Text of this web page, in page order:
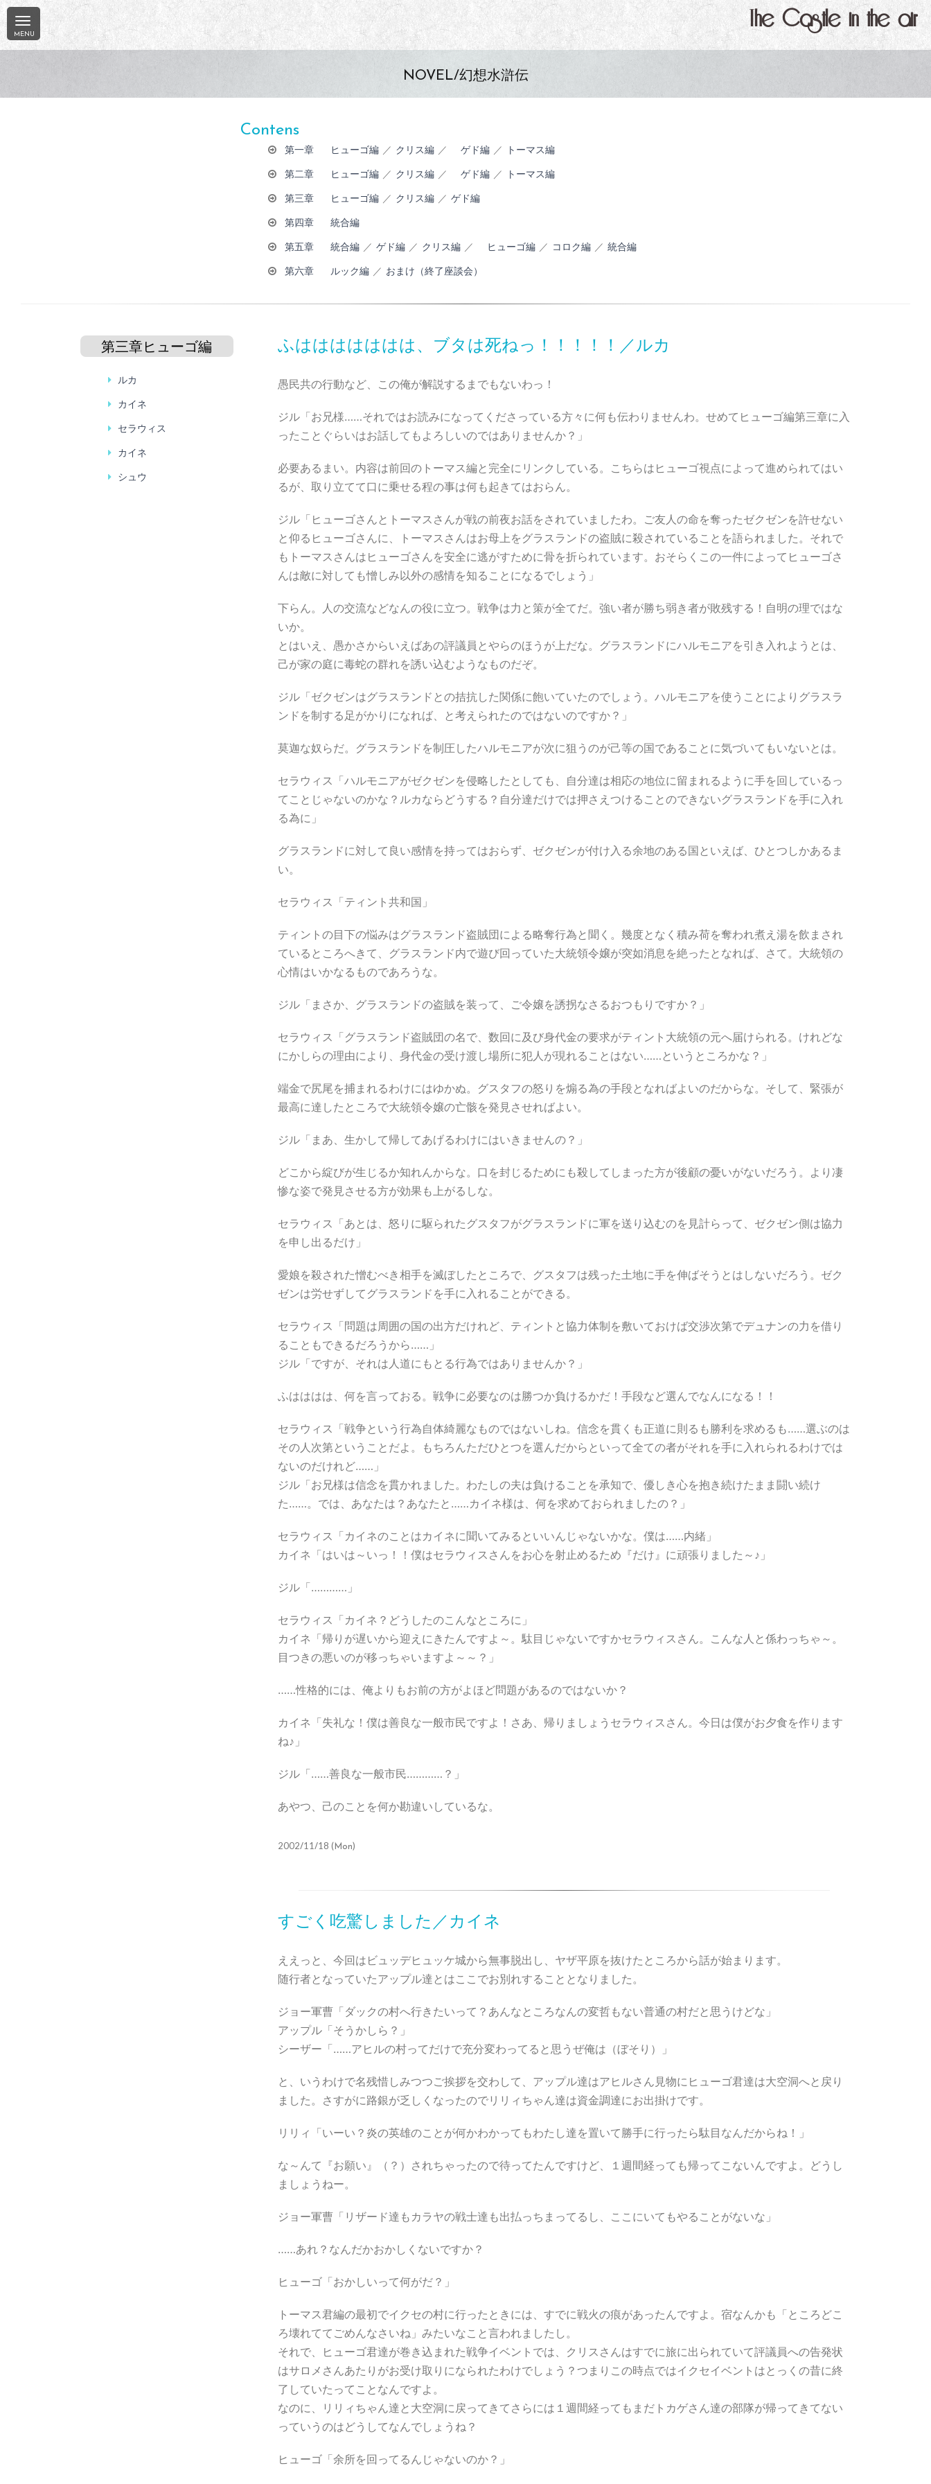
The Castle in the air
NOVEL/幻想水滸伝
Contens
第一章 ヒューゴ編 ／ クリス編 ／ ゲド編 ／ トーマス編
第二章 ヒューゴ編 ／ クリス編 ／ ゲド編 ／ トーマス編
第三章 ヒューゴ編 ／ クリス編 ／ ゲド編
第四章 統合編
第五章 統合編 ／ ゲド編 ／ クリス編 ／ ヒューゴ編 ／ コロク編 ／ 統合編
第六章 ルック編 ／ おまけ（終了座談会）
第三章 ヒューゴ編
ルカ
カイネ
セラウィス
カイネ
シュウ
ふははははははは、ブタは死ねっ！！！！！／ルカ
愚民共の行動など、この俺が解説するまでもないわっ！
ジル「お兄様……それではお読みになってくださっている方々に何も伝わりませんわ。せめてヒューゴ編第三章に入
ったことぐらいはお話してもよろしいのではありませんか？」
必要あるまい。内容は前回のトーマス編と完全にリンクしている。こちらはヒューゴ視点によって進められてはい
るが、取り立てて口に乗せる程の事は何も起きてはおらん。
ジル「ヒューゴさんとトーマスさんが戦の前夜お話をされていましたわ。ご友人の命を奪ったゼクゼンを許せない
と仰るヒューゴさんに、トーマスさんはお母上をグラスランドの盗賊に殺されていることを語られました。それで
もトーマスさんはヒューゴさんを安全に逃がすために骨を折られています。おそらくこの一件によってヒューゴさ
んは敵に対しても憎しみ以外の感情を知ることになるでしょう」
下らん。人の交流などなんの役に立つ。戦争は力と策が全てだ。強い者が勝ち弱き者が敗残する！自明の理ではな
いか。
とはいえ、愚かさからいえばあの評議員とやらのほうが上だな。グラスランドにハルモニアを引き入れようとは、
己が家の庭に毒蛇の群れを誘い込むようなものだぞ。
ジル「ゼクゼンはグラスランドとの拮抗した関係に飽いていたのでしょう。ハルモニアを使うことによりグラスラ
ンドを制する足がかりになれば、と考えられたのではないのですか？」
莫迦な奴らだ。グラスランドを制圧したハルモニアが次に狙うのが己等の国であることに気づいてもいないとは。
セラウィス「ハルモニアがゼクゼンを侵略したとしても、自分達は相応の地位に留まれるように手を回しているっ
てことじゃないのかな？ルカならどうする？自分達だけでは押さえつけることのできないグラスランドを手に入れ
る為に」
グラスランドに対して良い感情を持ってはおらず、ゼクゼンが付け入る余地のある国といえば、ひとつしかあるま
い。
セラウィス「ティント共和国」
ティントの目下の悩みはグラスランド盗賊団による略奪行為と聞く。幾度となく積み荷を奪われ煮え湯を飲まされ
ているところへきて、グラスランド内で遊び回っていた大統領令嬢が突如消息を絶ったとなれば、さて。大統領の
心情はいかなるものであろうな。
ジル「まさか、グラスランドの盗賊を装って、ご令嬢を誘拐なさるおつもりですか？」
セラウィス「グラスランド盗賊団の名で、数回に及び身代金の要求がティント大統領の元へ届けられる。けれどな
にかしらの理由により、身代金の受け渡し場所に犯人が現れることはない……というところかな？」
端金で尻尾を捕まれるわけにはゆかぬ。グスタフの怒りを煽る為の手段となればよいのだからな。そして、緊張が
最高に達したところで大統領令嬢の亡骸を発見させればよい。
ジル「まあ、生かして帰してあげるわけにはいきませんの？」
どこから綻びが生じるか知れんからな。口を封じるためにも殺してしまった方が後顧の憂いがないだろう。より凄
惨な姿で発見させる方が効果も上がるしな。
セラウィス「あとは、怒りに駆られたグスタフがグラスランドに軍を送り込むのを見計らって、ゼクゼン側は協力
を申し出るだけ」
愛娘を殺された憎むべき相手を滅ぼしたところで、グスタフは残った土地に手を伸ばそうとはしないだろう。ゼク
ゼンは労せずしてグラスランドを手に入れることができる。
セラウィス「問題は周囲の国の出方だけれど、ティントと協力体制を敷いておけば交渉次第でデュナンの力を借り
ることもできるだろうから……」
ジル「ですが、それは人道にもとる行為ではありませんか？」
ふはははは、何を言っておる。戦争に必要なのは勝つか負けるかだ！手段など選んでなんになる！！
セラウィス「戦争という行為自体綺麗なものではないしね。信念を貫くも正道に則るも勝利を求めるも……選ぶのは
その人次第ということだよ。もちろんただひとつを選んだからといって全ての者がそれを手に入れられるわけでは
ないのだけれど……」
ジル「お兄様は信念を貫かれました。わたしの夫は負けることを承知で、優しき心を抱き続けたまま闘い続け
た……。では、あなたは？あなたと……カイネ様は、何を求めておられましたの？」
セラウィス「カイネのことはカイネに聞いてみるといいんじゃないかな。僕は……内緒」
カイネ「はいは～いっ！！僕はセラウィスさんをお心を射止めるため『だけ』に頑張りました～♪」
ジル「…………」
セラウィス「カイネ？どうしたのこんなところに」
カイネ「帰りが遅いから迎えにきたんですよ～。駄目じゃないですかセラウィスさん。こんな人と係わっちゃ～。
目つきの悪いのが移っちゃいますよ～～？」
……性格的には、俺よりもお前の方がよほど問題があるのではないか？
カイネ「失礼な！僕は善良な一般市民ですよ！さあ、帰りましょうセラウィスさん。今日は僕がお夕食を作ります
ね♪」
ジル「……善良な一般市民…………？」
あやつ、己のことを何か勘違いしているな。
2002/11/18 (Mon)
すごく吃驚しました／カイネ
ええっと、今回はビュッデヒュッケ城から無事脱出し、ヤザ平原を抜けたところから話が始まります。
随行者となっていたアップル達とはここでお別れすることとなりました。
ジョー軍曹「ダックの村へ行きたいって？あんなところなんの変哲もない普通の村だと思うけどな」
アップル「そうかしら？」
シーザー「……アヒルの村ってだけで充分変わってると思うぜ俺は（ぼそり）」
と、いうわけで名残惜しみつつご挨拶を交わして、アップル達はアヒルさん見物にヒューゴ君達は大空洞へと戻り
ました。さすがに路銀が乏しくなったのでリリィちゃん達は資金調達にお出掛けです。
リリィ「いーい？炎の英雄のことが何かわかってもわたし達を置いて勝手に行ったら駄目なんだからね！」
な～んて『お願い』（？）されちゃったので待ってたんですけど、１週間経っても帰ってこないんですよ。どうし
ましょうねー。
ジョー軍曹「リザード達もカラヤの戦士達も出払っちまってるし、ここにいてもやることがないな」
……あれ？なんだかおかしくないですか？
ヒューゴ「おかしいって何がだ？」
トーマス君編の最初でイクセの村に行ったときには、すでに戦火の痕があったんですよ。宿なんかも「ところどこ
ろ壊れててごめんなさいね」みたいなこと言われましたし。
それで、ヒューゴ君達が巻き込まれた戦争イベントでは、クリスさんはすでに旅に出られていて評議員への告発状
はサロメさんあたりがお受け取りになられたわけでしょう？つまりこの時点ではイクセイベントはとっくの昔に終
了していたってことなんですよ。
なのに、リリィちゃん達と大空洞に戻ってきてさらには１週間経ってもまだトカゲさん達の部隊が帰ってきてない
っていうのはどうしてなんでしょうね？
ヒューゴ「余所を回ってるんじゃないのか？」